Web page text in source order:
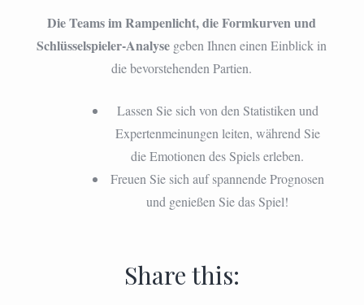
Die Teams im Rampenlicht, die Formkurven und
Schlüsselspieler-Analyse geben Ihnen einen Einblick in
die bevorstehenden Partien.
Lassen Sie sich von den Statistiken und
Expertenmeinungen leiten, während Sie
die Emotionen des Spiels erleben.
Freuen Sie sich auf spannende Prognosen
und genießen Sie das Spiel!
Share this: